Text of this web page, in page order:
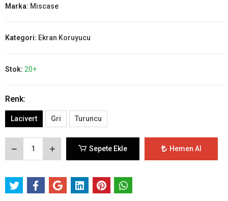
Marka: Miscase
Kategori: Ekran Koruyucu
Stok: 20+
Renk:
Lacivert Gri Turuncu
Sepete Ekle Hemen Al